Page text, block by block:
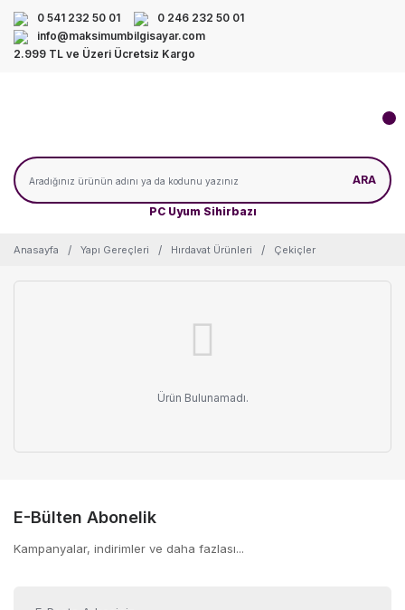
0 541 232 50 01
0 246 232 50 01
info@maksimumbilgisayar.com
2.999 TL ve Üzeri Ücretsiz Kargo
PC Uyum Sihirbazı
ARA
Anasayfa Yapı Gereçleri Hırdavat Ürünleri Çekiçler
Ürün Bulunamadı.
E-Bülten Abonelik
Kampanyalar, indirimler ve daha fazlası...